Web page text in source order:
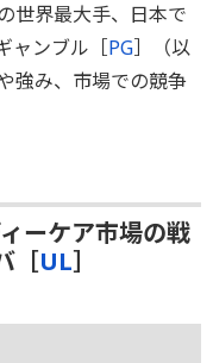
世界最大手、日本で
ャンブル［PG］（以
強み、市場での競争
ーケア市場の戦
［UL］